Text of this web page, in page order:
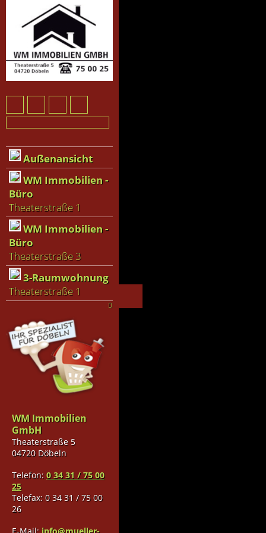
Außenansicht
WM Immobilien -
Büro
Theaterstraße 1
WM Immobilien -
Büro
Theaterstraße 3
3-Raumwohnung
Theaterstraße 1
WM Immobilien
GmbH
Theaterstraße 5
04720 Döbeln
Telefon: 0 34 31 / 75 00
25
Telefax: 0 34 31 / 75 00
26